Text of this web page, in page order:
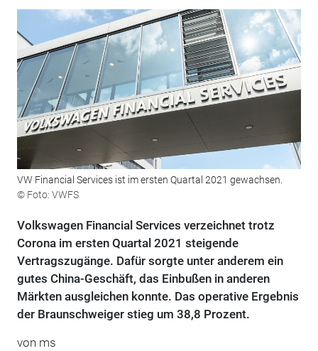
VW Financial Services ist im ersten Quartal 2021 gewachsen.
© Foto: VWFS
Volkswagen Financial Services verzeichnet trotz
Corona im ersten Quartal 2021 steigende
Vertragszugänge. Dafür sorgte unter anderem ein
gutes China-Geschäft, das Einbußen in anderen
Märkten ausgleichen konnte. Das operative Ergebnis
der Braunschweiger stieg um 38,8 Prozent.
von ms